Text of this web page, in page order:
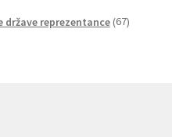
države reprezentance 67izdelkov